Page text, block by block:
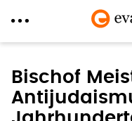
zum
Inhalt
Bischof